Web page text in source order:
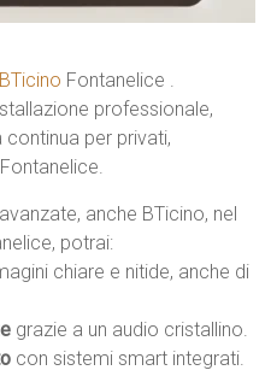
Fontanelice .
professionale,
per privati,
anche BTicino, nel
potrai:
chiare e nitide, anche di
grazie a un audio cristallino.
con sistemi smart integrati.